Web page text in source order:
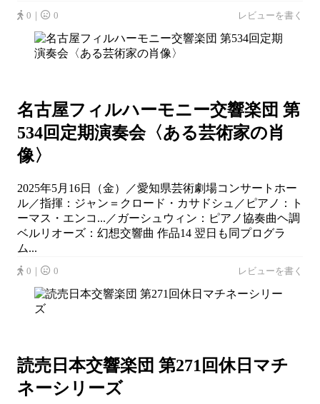
0｜ 0 レビューを書く
名古屋フィルハーモニー交響楽団 第
534回定期演奏会〈ある芸術家の肖
像〉
2025年5月16日（金）／愛知県芸術劇場コンサートホー
ル／指揮：ジャン＝クロード・カサドシュ／ピアノ：ト
ーマス・エンコ...／ガーシュウィン：ピアノ協奏曲ヘ調
ベルリオーズ：幻想交響曲 作品14 翌日も同プログラ
ム...
0｜ 0 レビューを書く
読売日本交響楽団 第271回休日マチ
ネーシリーズ